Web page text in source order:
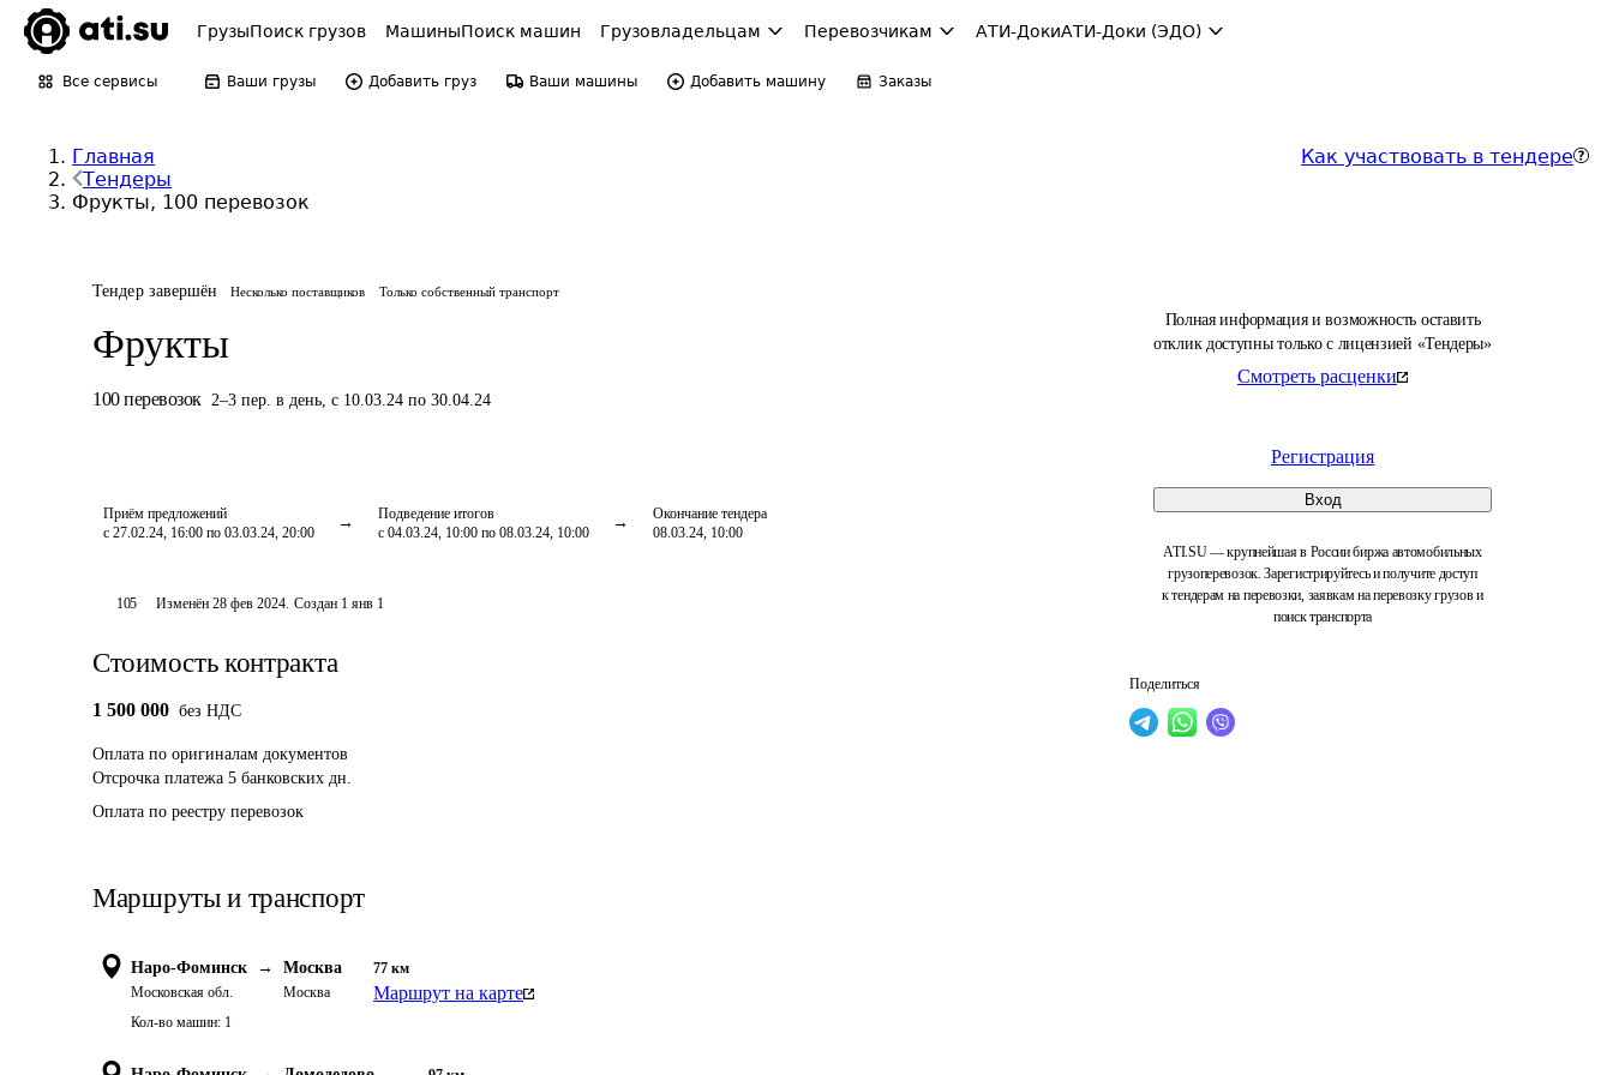
ГрузыПоиск грузов МашиныПоиск машин Грузовладельцам Перевозчикам АТИ-ДокиАТИ-Доки (ЭДО)
Все сервисы Ваши грузы Добавить груз Ваши машины Добавить машину Заказы
Главная
Тендеры
Фрукты, 100 перевозок
Как участвовать в тендере
Тендер завершён Несколько поставщиков Только собственный транспорт
Фрукты
100 перевозок 2–3 пер. в день, с 10.03.24 по 30.04.24
Приём предложений
с 27.02.24, 16:00 по 03.03.24, 20:00
Подведение итогов
с 04.03.24, 10:00 по 08.03.24, 10:00
Окончание тендера
08.03.24, 10:00
Полная информация и возможность оставить
отклик доступны только с лицензией «Тендеры»
Смотреть расценки
Регистрация
Вход
ATI.SU — крупнейшая в России биржа автомобильных
грузоперевозок. Зарегистрируйтесь и получите доступ
к тендерам на перевозки, заявкам на перевозку грузов и
поиск транспорта
Поделиться
105 Изменён28 фев 2024. Создан 1 янв 1
Стоимость контракта
1 500 000 без НДС
Оплата по оригиналам документов
Отсрочка платежа 5 банковских дн.
Оплата по реестру перевозок
Маршруты и транспорт
Наро-Фоминск →
Московская обл.
Москва
Москва
77 км
Маршрут на карте
Кол-во машин: 1